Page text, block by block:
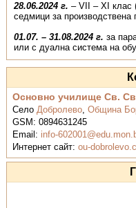
28.06.2024 г. – VII – XI клас
седмици за производствена
01.07. – 31.08.2024 г. за
или с дуална система на
Основно училище Св.
СелоДобролево,Община
GSM:0894631245
Email: info-
Интернет сайт:ou-